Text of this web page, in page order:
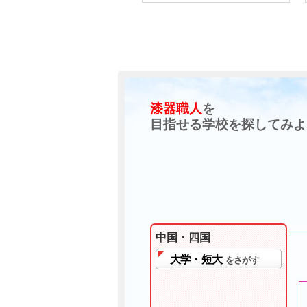
漆器職人を
目指せる学校を探してみ
中国・四国
大学・短大 をさがす